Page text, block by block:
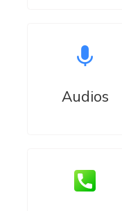
Audios